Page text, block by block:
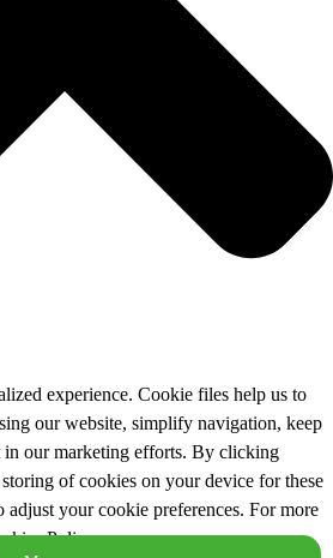
experience. Cookie files help us to
our website, simplify navigation, keep
in our marketing efforts. By clicking
of cookies on your device for these
your cookie preferences. For more
Policy.